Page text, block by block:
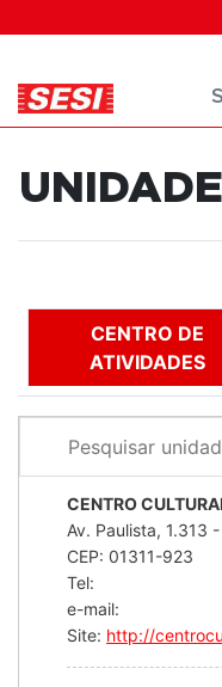
inclui
um
de
CENTRO DE
ATIVIDADES
CENTRO
Av. Paulista, 1.313
CEP: 01311-923
Tel:
e-mail:
Site: http://